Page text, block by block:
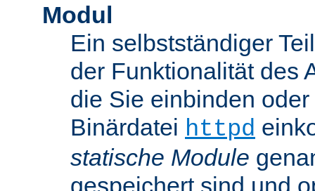
Modul
Ein selbstständiger
der Funktionalität des
die Sie einbinden
Binärdatei httpd
statische Module
gespeichert sind und